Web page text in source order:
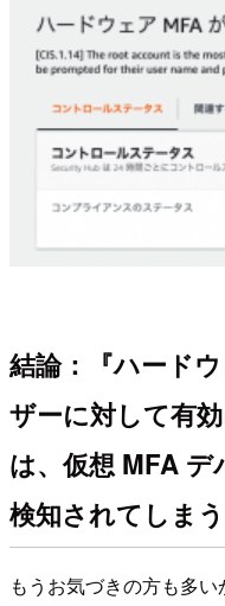
結論：『ハード
ザーに対して有
は、仮想 MFA
検知されてしまう
もうお気づきの方も多